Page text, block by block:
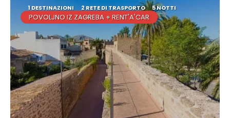
1 DESTINAZIONI 2 RETE DI TRASPORTO 5 NOTTI
POVOLJNO IZ ZAGREBA + RENT'A'CAR